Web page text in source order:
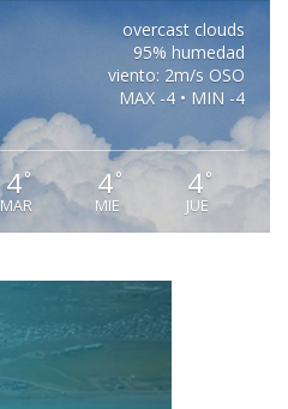
overcast clouds
95% humedad
viento: 2m/s OSO
MAX -4 • MIN -4
4°
MAR
4°
MIE
4°
JUE